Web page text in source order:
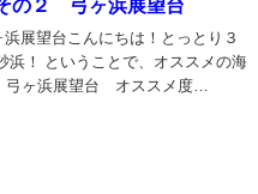
の２ 弓ヶ浜展望台
展望台こんにちは！とっとり３
浜！ ということで、オススメの海
弓ヶ浜展望台 オススメ度